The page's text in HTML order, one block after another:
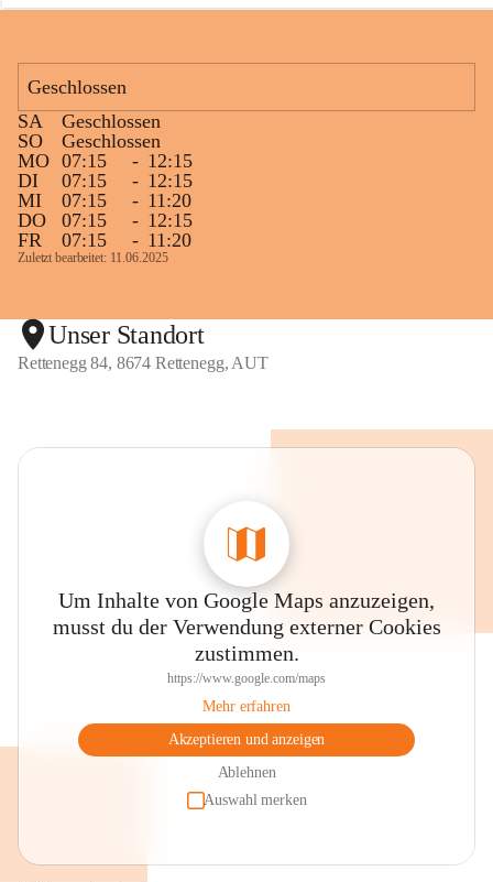
n
Geschlossen
SA
Geschlossen
SO
Geschlossen
MO 07:15 - 12:15
DI
07:15 - 12:15
MI
07:15 - 11:20
DO
07:15 - 12:15
FR
07:15 - 11:20
Zuletzt bearbeitet: 11.06.2025
Unser Standort
Rettenegg 84, 8674 Rettenegg, AUT
Um Inhalte von Google Maps anzuzeigen,
musst du der Verwendung externer Cookies
zustimmen.
https://www.google.com/maps
Mehr erfahren
Akzeptieren und anzeigen
Ablehnen
Auswahl merken